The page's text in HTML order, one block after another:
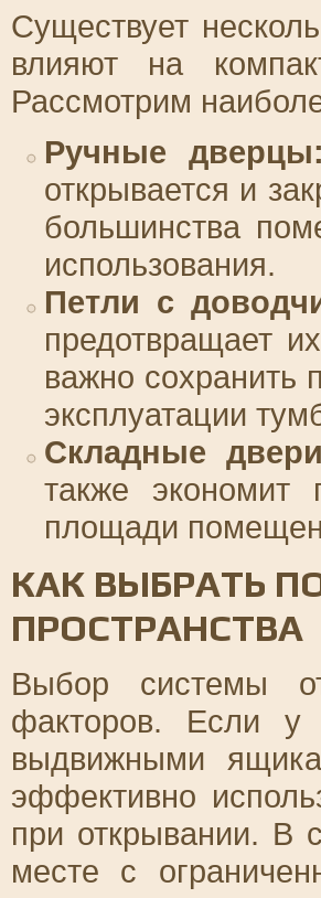
Существует
влияют на
Рассмотрим
Ручные дверцы:
открывается и
большинства
использования.
Петли с
предотвращает
важно сохранить
эксплуатации
Складные
также экономит
площади
КАК ВЫБРАТЬ
ПРОСТРАНСТВА
Выбор системы
факторов. Если
выдвижными
эффективно
при открывании. В
месте с